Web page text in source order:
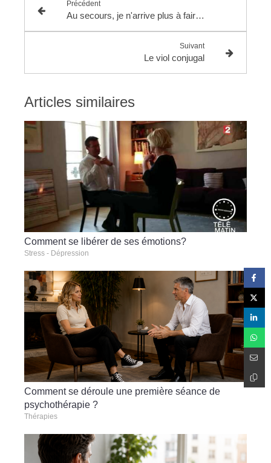
Précédent
Au secours, je n'arrive plus à faire l'amour !
Suivant
Le viol conjugal
Articles similaires
Comment se libérer de ses émotions?
Stress - Dépression
Comment se déroule une première séance de
psychothérapie ?
Thérapies